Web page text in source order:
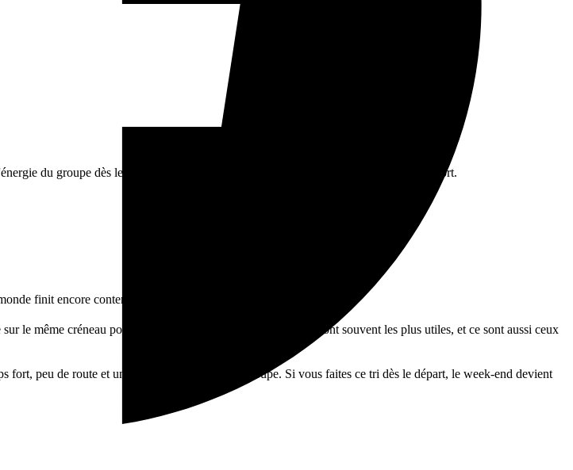
du groupe dès le premier jour, et vous gardez le meilleur créneau pour le temps fort.
finit encore content de suivre.
le même créneau pour tout le groupe. Les départs du matin sont souvent les plus utiles, et ce sont aussi ceux
fort, peu de route et un niveau adapté à tout le groupe. Si vous faites ce tri dès le départ, le week-end devient